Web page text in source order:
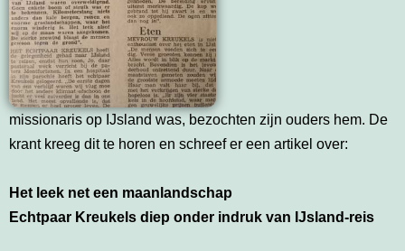
missionaris op IJsland was, bezochten zijn ouders hem. De
krant kreeg dit te horen en schreef er een artikel over:
Het leek net een maanlandschap
Echtpaar Kreukels diep onder indruk van IJsland-reis